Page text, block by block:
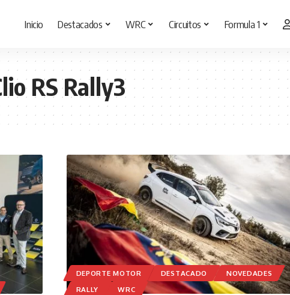
Inicio Destacados WRC Circuitos Formula 1
RS Rally3
DEPORTE MOTOR DESTACADO
NOVEDADES
RALLY
WRC